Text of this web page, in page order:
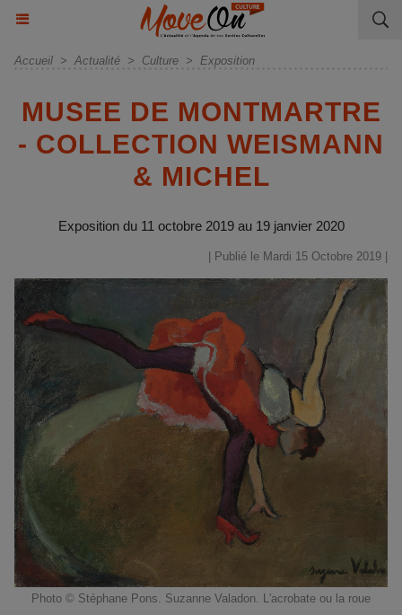
Accueil > Actualité > Culture > Exposition
MUSEE DE MONTMARTRE
- COLLECTION WEISMANN
& MICHEL
Exposition du 11 octobre 2019 au 19 janvier 2020
| Publié le Mardi 15 Octobre 2019 |
Photo © Stéphane Pons. Suzanne Valadon. L'acrobate ou la roue